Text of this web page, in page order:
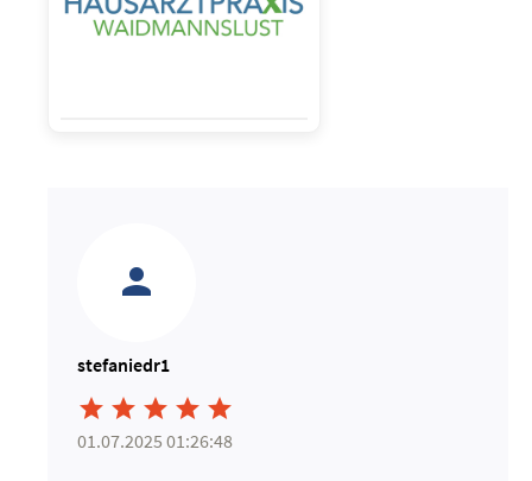
stefaniedr1
    
01.07.2025 01:26:48